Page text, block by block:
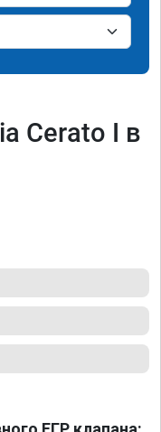
Cerato I в